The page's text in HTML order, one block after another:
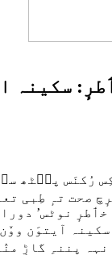
سکینہ
رُکنَس پٮ۪ٹھ
صحت تہٕ طِبی
نوٹس’
آیتوَن
پننہِ گاڑِ